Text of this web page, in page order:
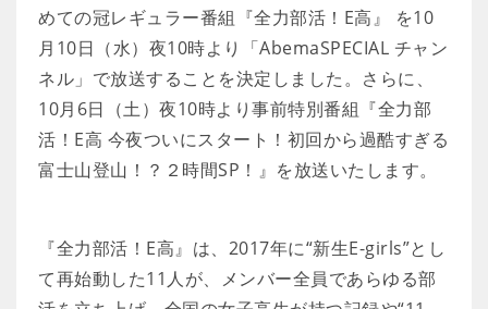
めての冠レギュラー番組『全力部活！E高』 を10
月10日（水）夜10時より「AbemaSPECIAL チャン
ネル」で放送することを決定しました。さらに、
10月6日（土）夜10時より事前特別番組『全力部
活！E高 今夜ついにスタート！初回から過酷すぎる
富士山登山！？２時間SP！』を放送いたします。
『全力部活！E高』は、2017年に“新生E-girls”とし
て再始動した11人が、メンバー全員であらゆる部